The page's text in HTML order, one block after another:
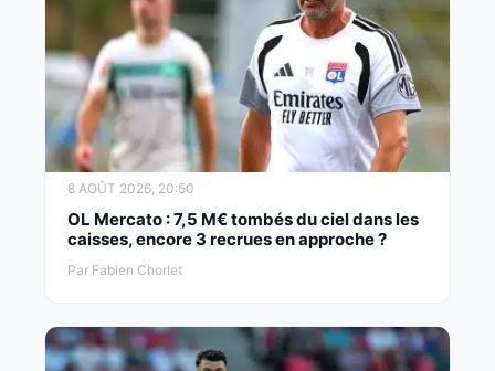
8 AOÛT 2026, 20:50
OL Mercato : 7,5 M€ tombés du ciel dans les
caisses, encore 3 recrues en approche ?
Par Fabien Chorlet